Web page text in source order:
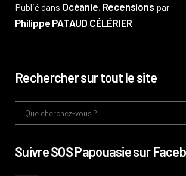
Publié dans Océanie, Recensions par
Philippe PATAUD CÉLÉRIER
Rechercher sur tout le site
Suivre SOS Papouasie sur